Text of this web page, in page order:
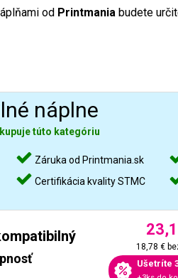
od Printmania budete
náplne
túto kategóriu
Záruka od Printmania.sk
Certifikácia kvality STMC
18,78 €
Ušetríte